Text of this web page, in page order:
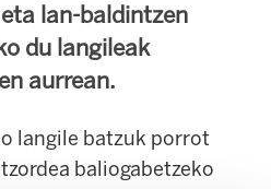
lan-baldintzen
du langileak
aurrean.
langile batzuk porrot
baliogabetzeko